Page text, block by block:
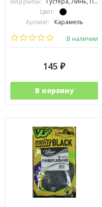
Цвет:
Аромат:
Карамель
Фракция:
В наличии
145 ₽
В корзину